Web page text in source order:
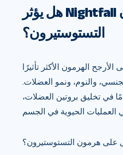
هل يؤثر Nightfall على هرمون
التستوستيرون؟
الهرمون الأكثر تأثيرًا
والنوم، ونمو العضلات.
في تخليق بروتين العضلات،
على هرمون التستوستيرون؟